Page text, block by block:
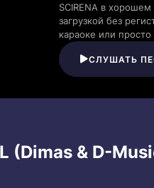
SCIRENA в
загрузкой без
караоке или
СЛУШАТЬ
(Dimas & D-